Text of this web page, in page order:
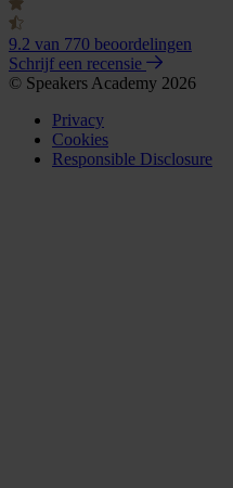
9.2 van 770 beoordelingen
Schrijf een recensie
© Speakers Academy 2026
Privacy
Cookies
Responsible Disclosure